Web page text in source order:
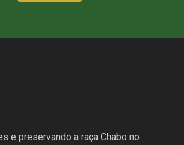
e preservando a raça Chabo no